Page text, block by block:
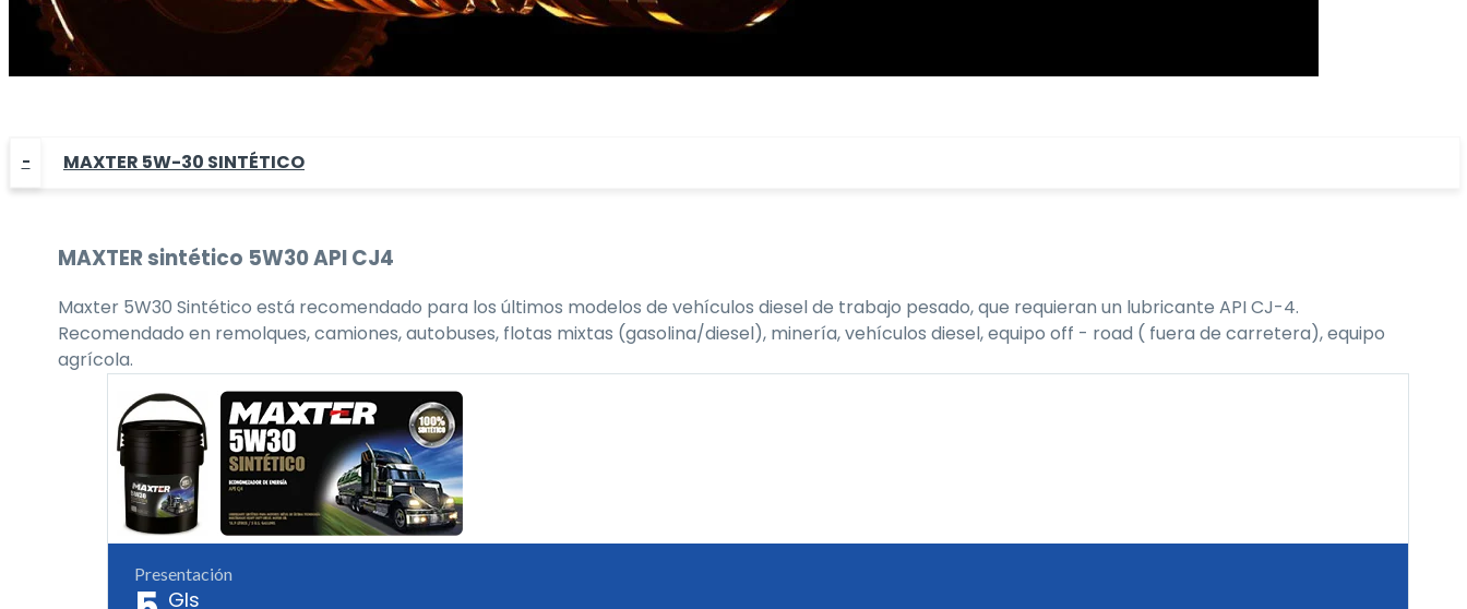
MAXTER 5W-30 SINTÉTICO
MAXTERsintético 5W30API CJ4
Maxter 5W30 Sintético está recomendado para los últimos modelos de vehículos diesel de trabajo pesado, que requieran un lubricante API CJ-4.
Recomendado en remolques, camiones, autobuses, flotas mixtas (gasolina/diesel), minería, vehículos diesel, equipo off - road ( fuera de carretera), equipo
agrícola.
Presentación
Gls